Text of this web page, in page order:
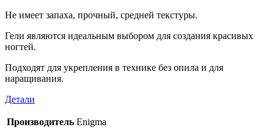
Не имеет запаха, прочный, средней текстуры.
Гели являются идеальным выбором для создания красивых
ногтей.
Подходят для укрепления в технике без опила и для
наращивания.
Детали
Производитель Enigma